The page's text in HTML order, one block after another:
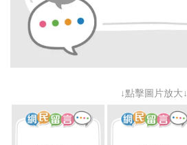
↓點擊圖片放大↓